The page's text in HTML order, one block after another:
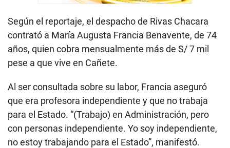
Según el reportaje, el despacho de Rivas Chacara
contrató a María Augusta Francia Benavente, de 74
años, quien cobra mensualmente más de S/ 7 mil
pese a que vive en Cañete.
Al ser consultada sobre su labor, Francia aseguró
que era profesora independiente y que no trabaja
para el Estado. “(Trabajo) en Administración, pero
con personas independiente. Yo soy independiente,
no estoy trabajando para el Estado”, manifestó.